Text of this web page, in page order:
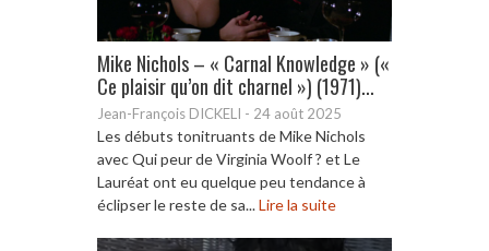
Mike Nichols – « Carnal Knowledge » («
Ce plaisir qu’on dit charnel ») (1971)...
Jean-François DICKELI - 24 août 2025
Les débuts tonitruants de Mike Nichols
avec Qui peur de Virginia Woolf ? et Le
Lauréat ont eu quelque peu tendance à
éclipser le reste de sa...Lire la suite